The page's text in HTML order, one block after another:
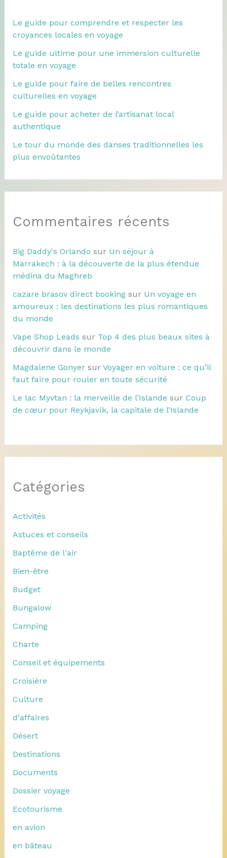
Le guide pour comprendre et respecter les
croyances locales en voyage
Le guide ultime pour une immersion culturelle
totale en voyage
Le guide pour faire de belles rencontres
culturelles en voyage
Le guide pour acheter de l’artisanat local
authentique
Le tour du monde des danses traditionnelles les
plus envoûtantes
Commentaires récents
Big Daddy's Orlando sur Un séjour à
Marrakech : à la découverte de la plus étendue
médina du Maghreb
cazare brasov direct bookingsur Un voyage en
amoureux : les destinations les plus romantiques
du monde
Vape Shop Leads sur Top 4 des plus beaux sites à
découvrir dans le monde
Magdalene Gonyersur Voyager en voiture : ce qu’il
faut faire pour rouler en toute sécurité
Le lac Myvtan : la merveille de l’Islande sur Coup
de cœur pour Reykjavík, la capitale de l’Islande
Catégories
Activités
Astuces et conseils
Baptême de l'air
Bien-être
Budget
Bungalow
Camping
Charte
Conseil et équipements
Croisière
Culture
d'affaires
Désert
Destinations
Documents
Dossier voyage
Ecotourisme
en avion
en bâteau